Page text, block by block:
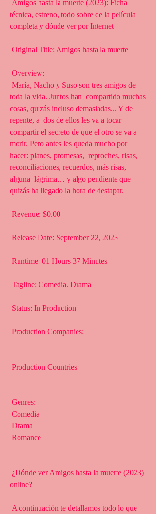
técnica, estreno, todo sobre de la película
completa y dónde ver por Internet
Original Title: Amigos hasta la muerte
Overview:
toda la vida. Juntos han  compartido muchas
cosas, quizás incluso demasiadas... Y de
repente, a  dos de ellos les va a tocar
compartir el secreto de que el otro se va a
morir. Pero antes les queda mucho por
hacer: planes, promesas,  reproches, risas,
reconciliaciones, recuerdos, más risas,
alguna  lágrima… y algo pendiente que
quizás ha llegado la hora de destapar.
Revenue: $0.00
Release Date: September 22, 2023
Runtime: 01 Hours 37 Minutes
Tagline: Comedia. Drama
Status: In Production
Production Companies:
Production Countries:
Genres:
Comedia
Drama
Romance
online?